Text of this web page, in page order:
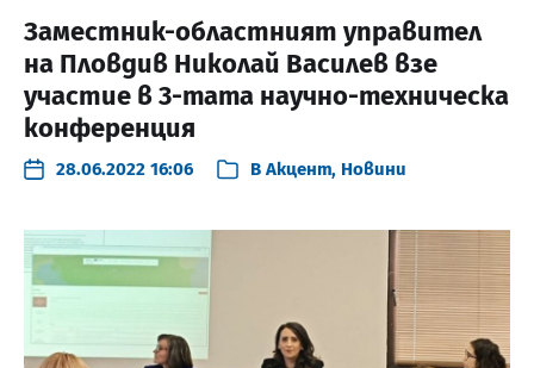
Заместник-областният управител
на Пловдив Николай Василев взе
участие в 3-тата научно-техническа
конференция
28.06.2022 16:06 В Акцент, Новини